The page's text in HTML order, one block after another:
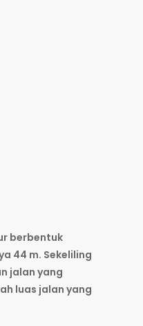
berbentuk
44 m. Sekeliling
jalan yang
luas jalan yang